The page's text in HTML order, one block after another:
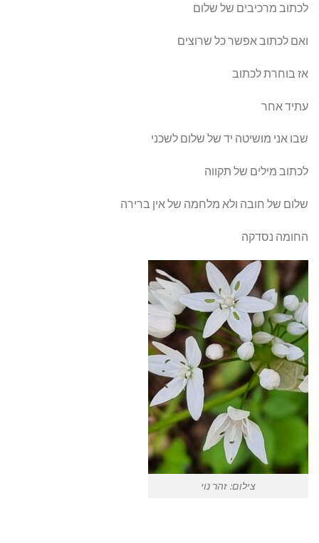
לכתוב מרכיבים של שלום
ואם לכתוב אפשר כל שרוצים
אז בוחרת לכתוב
עתיד אחר
שבו אני מושיטה יד של שלום לשכני
לכתוב מילים של תקווה
שלום של חובה ולא מלחמה של אין ברירה
החומה נסדקה
צילום: זהר נוי